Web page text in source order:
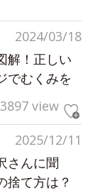
2024/03/18
解！正しい
でむくみを
view
2025/12/11
さんに聞
捨て方は？